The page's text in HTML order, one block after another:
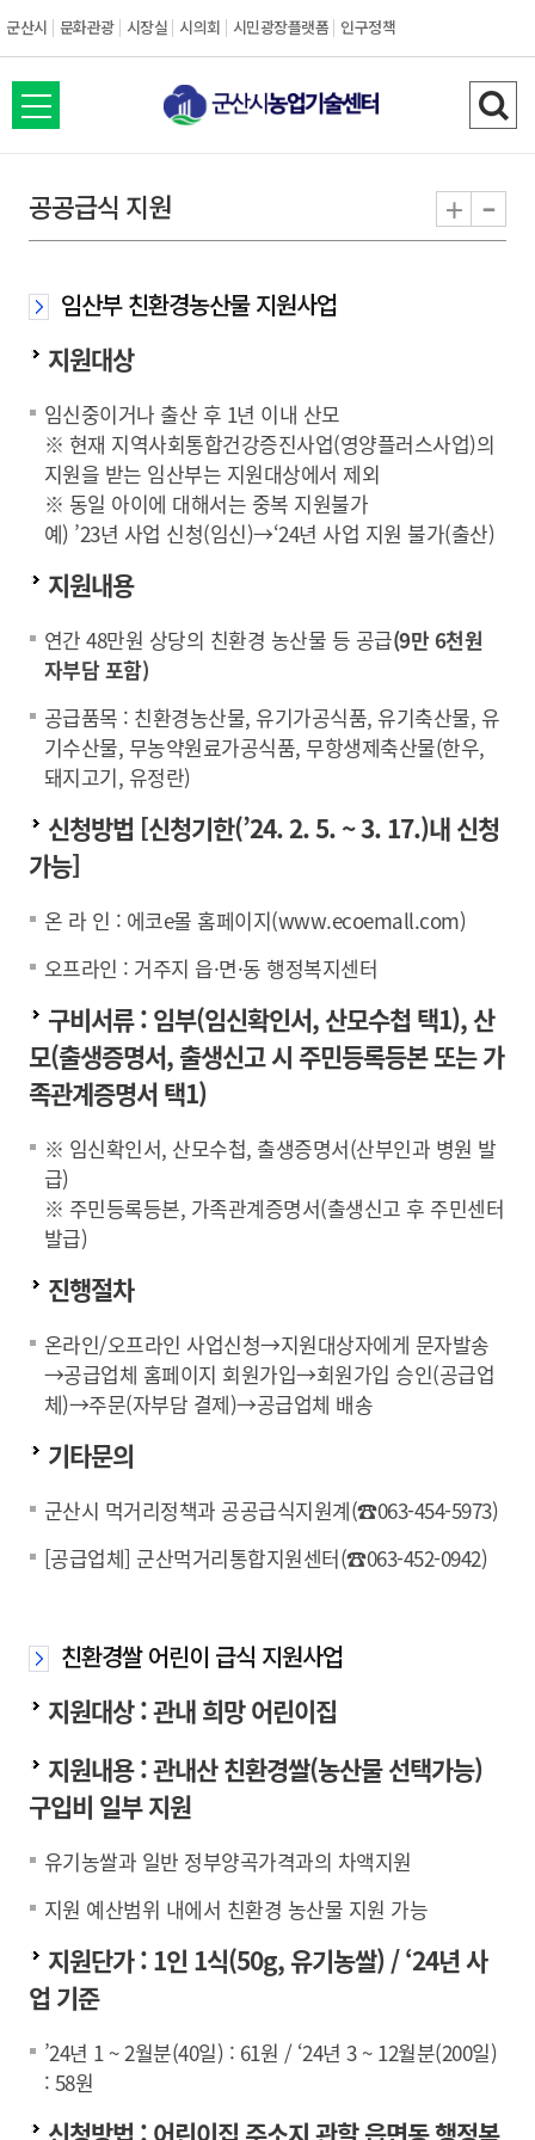
군산시 문화관광 시장실 시의회 시민광장플랫폼 인구정책
전
체
뉴
열
검
색
기
공공급식 지원 + -
임산부 친환경농산물 지원사업
지원대상
임신중이거나 출산 후 1년 이내 산모
※ 현재 지역사회통합건강증진사업(영양플러스사업)의
지원을 받는 임산부는 지원대상에서 제외
※ 동일 아이에 대해서는 중복 지원불가
예) ’23년 사업 신청(임신)→‘24년 사업 지원 불가(출산)
지원내용
연간 48만원 상당의 친환경 농산물 등 공급(9만 6천원
자부담 포함)
공급품목 : 친환경농산물, 유기가공식품, 유기축산물, 유
기수산물, 무농약원료가공식품, 무항생제축산물(한우,
돼지고기, 유정란)
신청방법 [신청기한(’24. 2. 5. ~ 3. 17.)내 신청
가능]
온 라 인 : 에코e몰 홈페이지(www.ecoemall.com)
오프라인 : 거주지 읍·면·동 행정복지센터
구비서류 : 임부(임신확인서, 산모수첩 택1), 산
모(출생증명서, 출생신고 시 주민등록등본 또는 가
족관계증명서 택1)
※ 임신확인서, 산모수첩, 출생증명서(산부인과 병원 발
급)
※ 주민등록등본, 가족관계증명서(출생신고 후 주민센터
발급)
진행절차
온라인/오프라인 사업신청→지원대상자에게 문자발송
→공급업체 홈페이지 회원가입→회원가입 승인(공급업
체)→주문(자부담 결제)→공급업체 배송
기타문의
군산시 먹거리정책과 공공급식지원계(☎063-454-5973)
[공급업체] 군산먹거리통합지원센터(☎063-452-0942)
친환경쌀 어린이 급식 지원사업
지원대상 : 관내 희망 어린이집
지원내용 : 관내산 친환경쌀(농산물 선택가능)
구입비 일부 지원
유기농쌀과 일반 정부양곡가격과의 차액지원
지원 예산범위 내에서 친환경 농산물 지원 가능
지원단가 : 1인 1식(50g, 유기농쌀) / ‘24년 사
업 기준
’24년 1 ~ 2월분(40일) : 61원 / ‘24년 3 ~ 12월분(200일)
: 58원